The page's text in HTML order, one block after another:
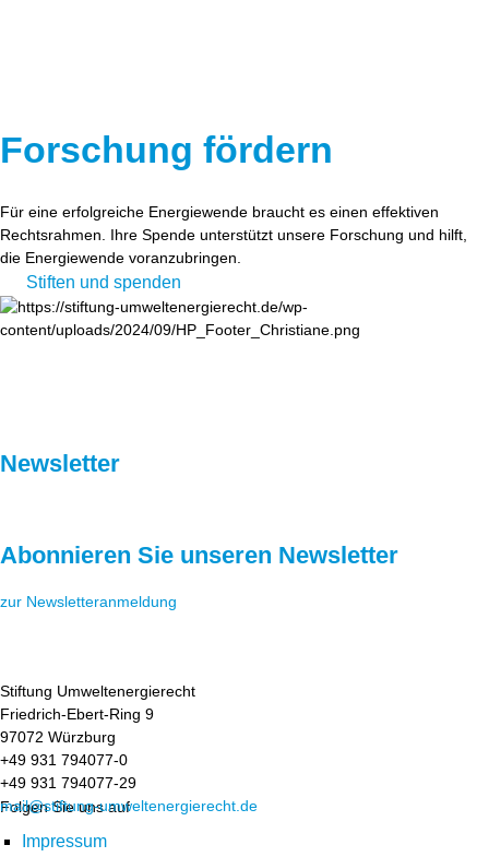
Forschung fördern
Für eine erfolgreiche Energiewende braucht es einen effektiven
Rechtsrahmen. Ihre Spende unterstützt unsere Forschung und hilft,
die Energiewende voranzubringen.
Stiften und spenden
Newsletter
Abonnieren Sie unseren Newsletter
zur Newsletteranmeldung
Stiftung Umweltenergierecht
Friedrich-Ebert-Ring 9
97072 Würzburg
+49 931 794077-0
+49 931 794077-29
mail@stiftung-umweltenergierecht.de
Folgen Sie uns auf
Impressum